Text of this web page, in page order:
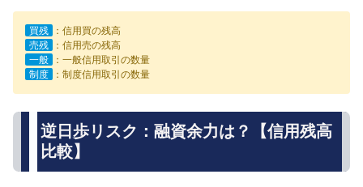
買残
：信用買の残高
売残
：信用売の残高
一般
：一般信用取引の数量
制度
：制度信用取引の数量
逆日歩リスク：融資余力は？【信用残高
比較】